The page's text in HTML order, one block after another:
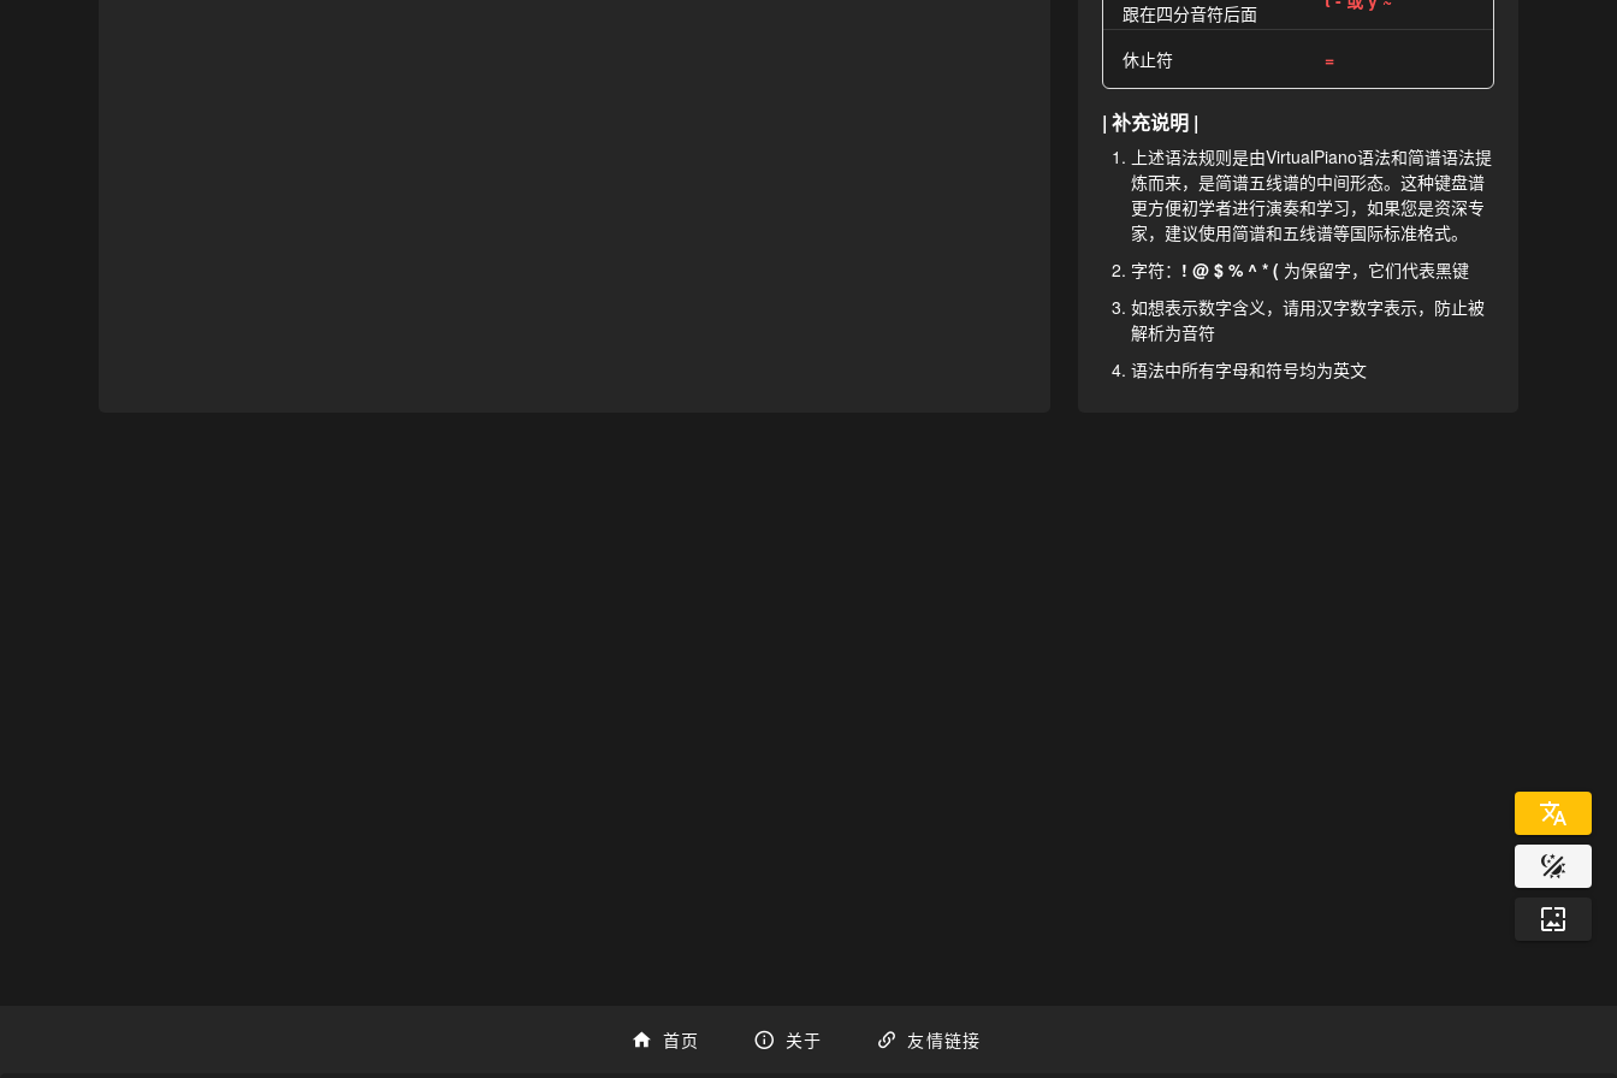
跟在四分音符后面
休止符 =
| 补充说明 |
上述语法规则是由VirtualPiano语法和简谱语法提
炼而来，是简谱五线谱的中间形态。这种键盘谱
更方便初学者进行演奏和学习，如果您是资深专
家，建议使用简谱和五线谱等国际标准格式。
字符： ! @ $ % ^ * ( 为保留字，它们代表黑键
如想表示数字含义，请用汉字数字表示，防止被
解析为音符
语法中所有字母和符号均为英文
首页 关于 友情链接